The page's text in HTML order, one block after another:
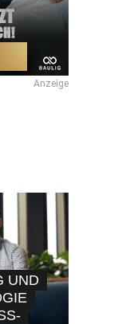
Anzeige
UND